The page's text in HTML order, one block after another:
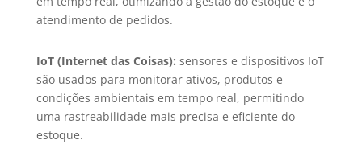
atendimento de pedidos.
IoT (Internet das Coisas): sensores e dispositivos IoT
são usados para monitorar ativos, produtos e
condições ambientais em tempo real, permitindo
uma rastreabilidade mais precisa e eficiente do
estoque.